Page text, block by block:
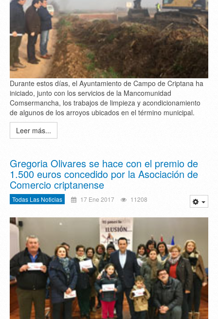
Durante estos días, el Ayuntamiento de Campo de Criptana ha
iniciado, junto con los servicios de la Mancomunidad
Comsermancha, los trabajos de limpieza y acondicionamiento
de algunos de los arroyos ubicados en el término municipal.
Leer más...
Gregoria Olivares se hace con el premio de
1.500 euros concedido por la Asociación de
Comercio criptanense
Todas Las Noticias 17 Ene 2017 11208